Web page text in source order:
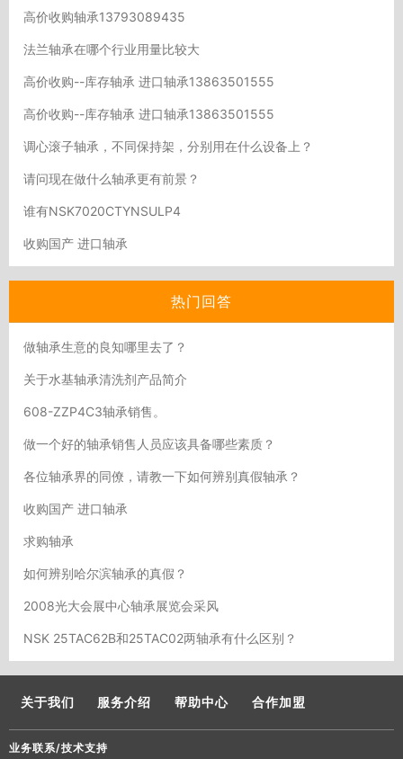
高价收购轴承13793089435
法兰轴承在哪个行业用量比较大
高价收购--库存轴承 进口轴承13863501555
高价收购--库存轴承 进口轴承13863501555
调心滚子轴承，不同保持架，分别用在什么设备上？
请问现在做什么轴承更有前景？
谁有NSK7020CTYNSULP4
收购国产 进口轴承
热门回答
做轴承生意的良知哪里去了？
关于水基轴承清洗剂产品简介
608-ZZP4C3轴承销售。
做一个好的轴承销售人员应该具备哪些素质？
各位轴承界的同僚，请教一下如何辨别真假轴承？
收购国产 进口轴承
求购轴承
如何辨别哈尔滨轴承的真假？
2008光大会展中心轴承展览会采风
NSK 25TAC62B和25TAC02两轴承有什么区别？
关于我们 服务介绍 帮助中心 合作加盟
业务联系/技术支持